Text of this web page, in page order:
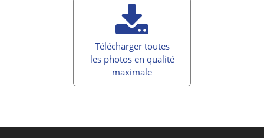
Télécharger toutes
les photos en qualité
maximale